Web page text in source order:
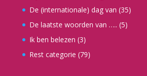
De (internationale) dag van (35)
De laatste woorden van ….. (5)
Ik ben belezen (3)
Rest categorie (79)